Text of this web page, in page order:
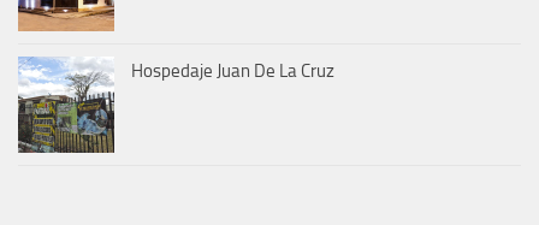
Hospedaje Juan De La Cruz